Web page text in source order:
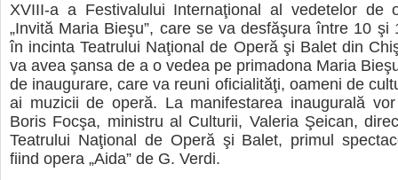
XVIII-a a Festivalului Internaţional al vedetelor de
„Invită Maria Bieşu”, care se va desfăşura între 10 şi
în incinta Teatrului Naţional de Operă şi Balet din
va avea şansa de a o vedea pe primadona Maria
de inaugurare, care va reuni oficialităţi, oameni de
ai muzicii de operă. La manifestarea inaugurală
Boris Focşa, ministru al Culturii, Valeria Şeican,
Teatrului Naţional de Operă şi Balet, primul
fiind opera „Aida” de G. Verdi.